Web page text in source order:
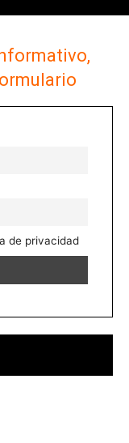
de privacidad